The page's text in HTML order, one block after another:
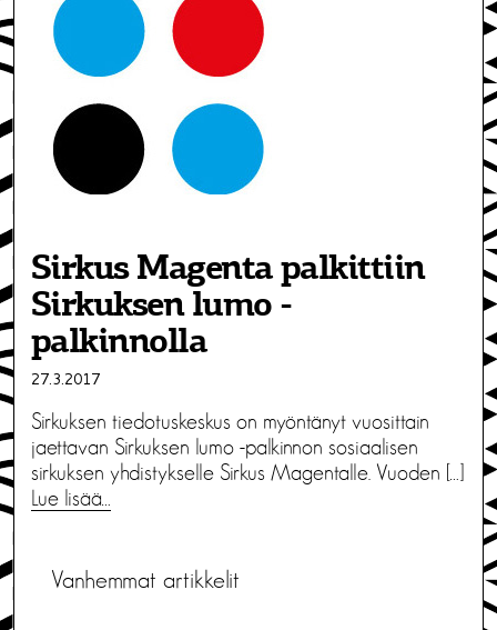
Sirkus Magenta palkittiin
Sirkuksen lumo -
palkinnolla
27.3.2017
Sirkuksen tiedotuskeskus on myöntänyt vuosittain
jaettavan Sirkuksen lumo -palkinnon sosiaalisen
sirkuksen yhdistykselle Sirkus Magentalle. Vuoden […]
Lue lisää…
A
Vanhemmat artikkelit